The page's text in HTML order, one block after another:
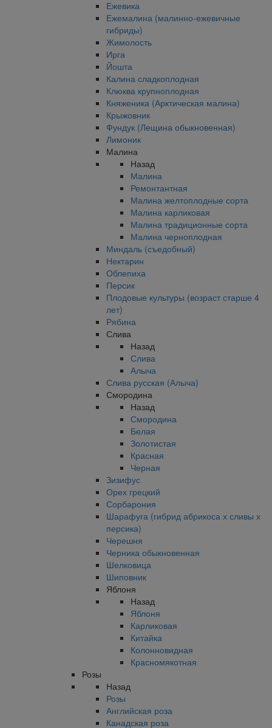
Ежевика
Ежемалина (малинно-ежевичные
гибриды)
Жимолость
Ирга
Йошта
Калина сладкоплодная
Клюква крупноплодная
Княженика (Арктическая малина)
Крыжовник
Фундук (Лещина обыкновенная)
Лимоник
Малина
Назад
Малина
Ремонтантная
Малина желтоплодные сорта
Малина карликовая
Малина традиционные сорта
Малина черноплодная
Миндаль (съедобный)
Нектарин
Облепиха
Персик
Плодовые культуры (возраст старше 4
лет)
Рябина
Слива
Назад
Слива
Алыча
Слива русская (Алыча)
Смородина
Назад
Смородина
Белая
Золотистая
Красная
Черная
Зизифус
Орех грецкий
Сорбарония
Шарафуга (гибрид абрикоса х сливы х
персика)
Черешня
Черника обыкновенная
Шелковица
Шиповник
Яблоня
Назад
Яблоня
Карликовая
Китайка
Колонновидная
Красномякотная
Розы
Назад
Розы
Английская роза
Канадская роза